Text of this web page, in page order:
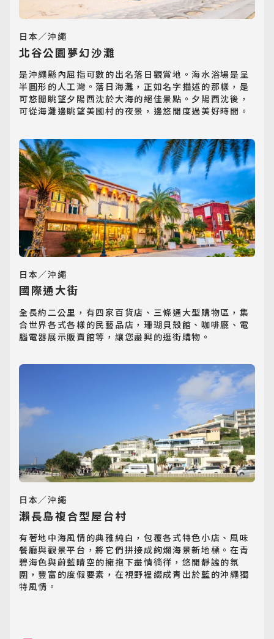
日韓旅遊
東南亞旅遊
迷你團(包車)
最新消息
Announcement
客製旅遊
Customized Tour
日本／沖繩
北谷公園夢幻沙灘
是沖繩縣內屈指可數的出名落日觀賞地。海水浴場是呈
半圓形的人工灣。落日海灘，正如名字描述的那樣，是
可悠閒眺望夕陽西沈於大海的絕佳景點。夕陽西沈後，
可從海灘邊眺望美國村的夜景，邊悠閒度過美好時間。
日本／沖繩
國際通大街
全長約二公里，有四家百貨店、三條通大型購物區，集
合世界各式各樣的民藝品店，珊瑚貝殼館、咖啡廳、電
腦電器展示販賣館等，讓您盡興的逛街購物。
日本／沖繩
瀨長島複合型屋台村
有著地中海風情的典雅純白，包覆各式特色小店、風味
餐廳與觀景平台，將它們拼接成絢爛海景新地標。在青
碧海色與蔚藍晴空的擁抱下盡情徜徉，悠閒靜謐的氛
圍，豐富的度假要素，在視野裡綴成青出於藍的沖繩獨
特風情。